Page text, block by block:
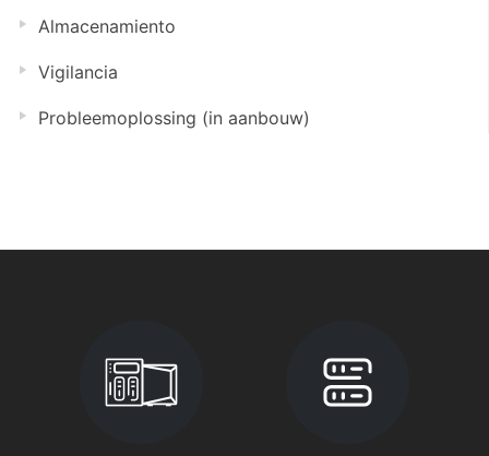
Almacenamiento
Vigilancia
Probleemoplossing (in aanbouw)